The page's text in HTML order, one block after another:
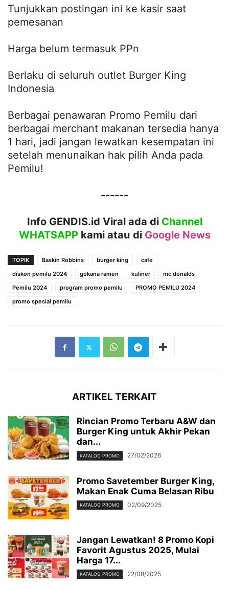
Tunjukkan postingan ini ke kasir saat
pemesanan
Harga belum termasuk PPn
Berlaku di seluruh outlet Burger King
Indonesia
Berbagai penawaran Promo Pemilu dari
berbagai merchant makanan tersedia hanya
1 hari, jadi jangan lewatkan kesempatan ini
setelah menunaikan hak pilih Anda pada
Pemilu!
------
Info GENDIS.id Viral ada di Channel
WHATSAPPkami atau di Google News
TOPIK Baskin Robbins burger king
cafe
diskon pemilu 2024
gokana ramen kuliner
mc donalds
Pemilu 2024
program promo pemilu
PROMO PEMILU 2024
promo spesial pemilu
ARTIKEL TERKAIT
Rincian Promo Terbaru A&W dan
Burger King untuk Akhir Pekan
dan...
KATALOG PROMO 27/02/2026
Promo Savetember Burger King,
Makan Enak Cuma Belasan Ribu
KATALOG PROMO 02/09/2025
Jangan Lewatkan! 8 Promo Kopi
Favorit Agustus 2025, Mulai
Harga 17...
KATALOG PROMO 22/08/2025